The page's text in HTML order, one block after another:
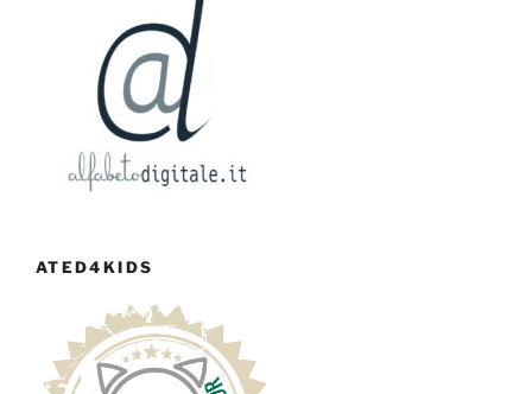
ATED4KIDS